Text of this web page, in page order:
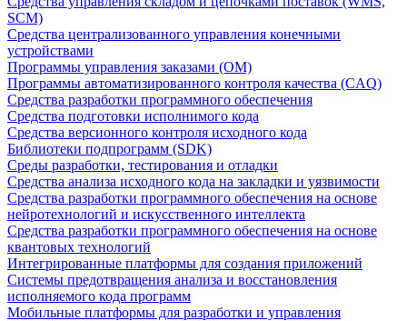
SCM)
Средства централизованного управления конечными
устройствами
Программы управления заказами (OM)
Программы автоматизированного контроля качества (CAQ)
Средства разработки программного обеспечения
Средства подготовки исполнимого кода
Средства версионного контроля исходного кода
Библиотеки подпрограмм (SDK)
Среды разработки, тестирования и отладки
Средства анализа исходного кода на закладки и уязвимости
Средства разработки программного обеспечения на основе
нейротехнологий и искусственного интеллекта
Средства разработки программного обеспечения на основе
квантовых технологий
Интегрированные платформы для создания приложений
Системы предотвращения анализа и восстановления
исполняемого кода программ
Мобильные платформы для разработки и управления